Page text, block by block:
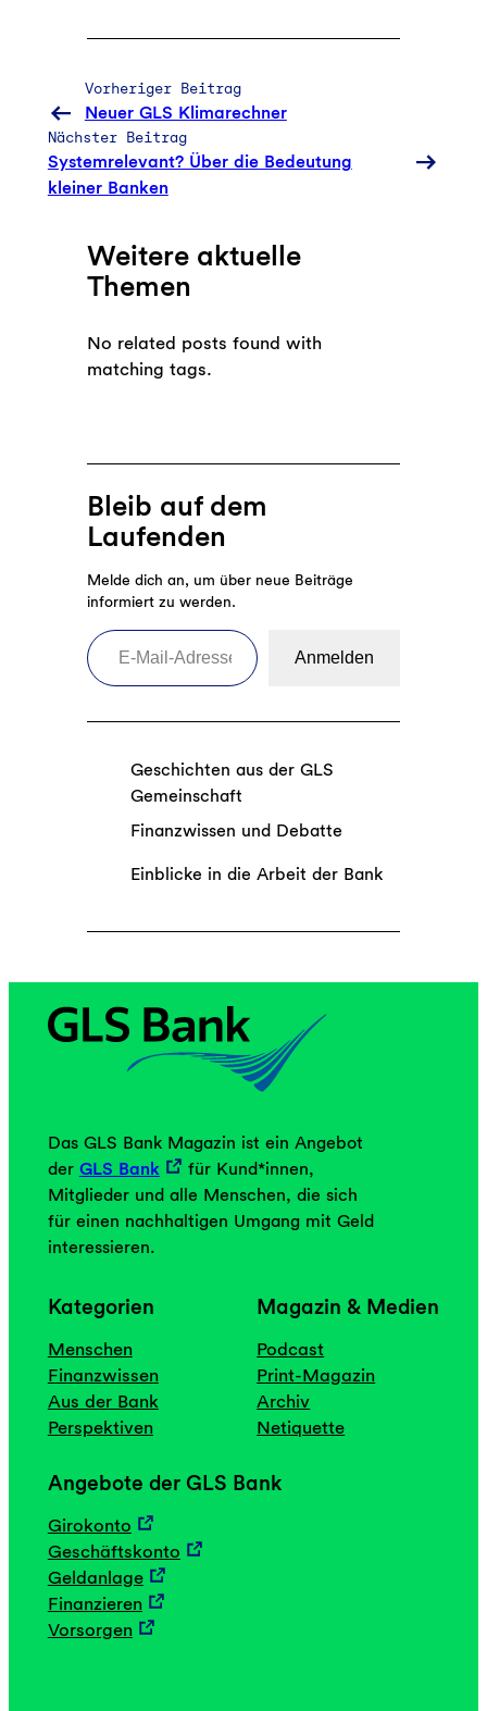
Vorheriger Beitrag
Neuer GLS Klimarechner
Nächster Beitrag
Systemrelevant? Über die Bedeutung
kleiner Banken
Weitere aktuelle
Themen
No related posts found with
matching tags.
Bleib auf dem
Laufenden
Melde dich an, um über neue Beiträge
informiert zu werden.
E-Mail-Adresse eingeben
Anmelden
Geschichten aus der GLS
Gemeinschaft
Finanzwissen und Debatte
Einblicke in die Arbeit der Bank
Das GLS Bank Magazin ist ein Angebot
der GLS Bank
für Kund*innen,
Mitglieder und alle Menschen, die sich
für einen nachhaltigen Umgang mit Geld
interessieren.
Kategorien
Menschen
Finanzwissen
Aus der Bank
Perspektiven
Magazin & Medien
Podcast
Print-Magazin
Archiv
Netiquette
Angebote der GLS Bank
Girokonto
Geschäftskonto
Geldanlage
Finanzieren
Vorsorgen